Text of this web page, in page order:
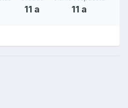
11 a 11 a